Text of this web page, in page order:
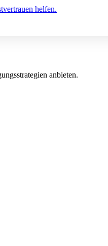
helfen.
anbieten.